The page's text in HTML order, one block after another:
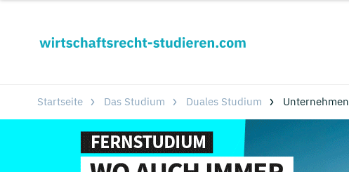
Startseite Das Studium Duales Studium Unternehmen